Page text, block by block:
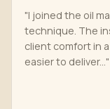
"I joined the oil
technique. The
client comfort in
easier to deliver..."